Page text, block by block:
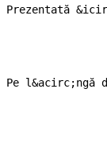
Prezentată
Pe l&acirc;ngă